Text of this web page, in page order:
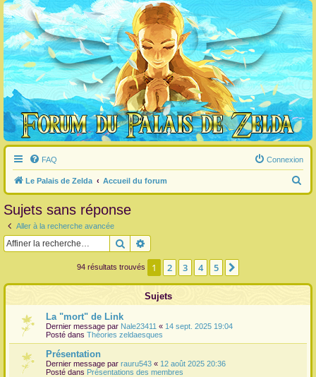
FAQ Connexion
Le Palais de Zelda Accueil du forum
e
c
Sujets sans réponse
Aller à la recherche avancée
Rechercher
94 résultats trouvés 1 2 3 4 5
Sujets
La "mort" de Link
Dernier message par Nale23411 « 14 sept. 2025 19:04
Posté dans Théories zeldaesques
Présentation
Dernier message par rauru543 « 12 août 2025 20:36
Posté dans Présentations des membres